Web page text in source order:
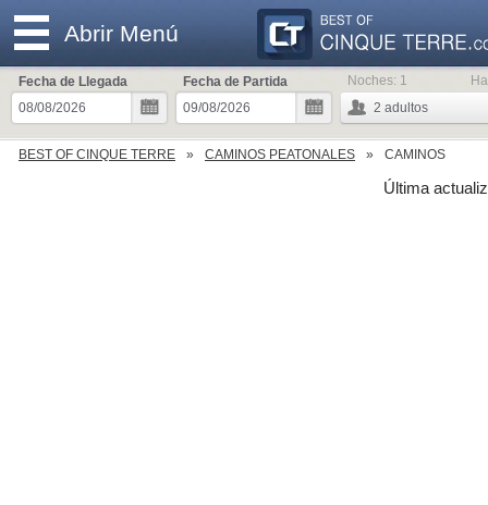
Abrir Menú
Fecha de Llegada
Fecha de Partida
2 adultos
Noches: 1
BEST OF CINQUE TERRE CAMINOS PEATONALES CAMINOS
Última